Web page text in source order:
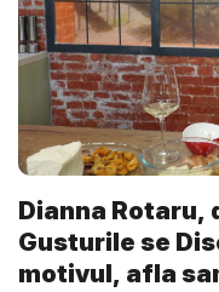
Dianna Rotaru,
Gusturile se
motivul, afla